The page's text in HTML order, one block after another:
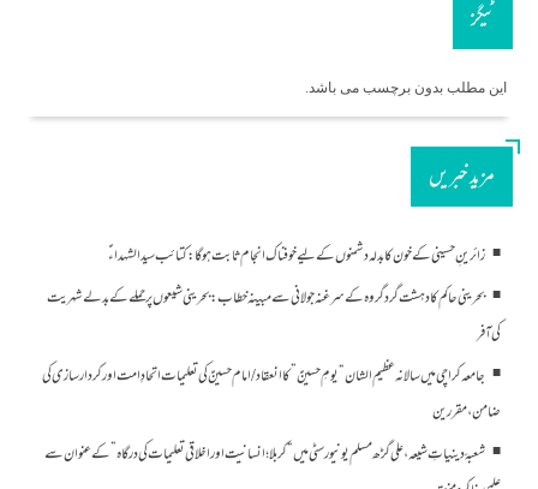
ٹیگز
این مطلب بدون برچسب می باشد.
مزید خبریں
زائرینِ حسینی کے خون کا بدلہ دشمنوں کے لیے خوفناک انجام ثابت ہوگا: کتائب سید الشہداءؑ
بحرینی حاکم کا دہشت گرد گروہ کے سرغنہ جولانی سے مبینہ خطاب: بحرینی شیعوں پر حملے کے بدلے شہریت
کی آفر
جامعہ کراچی میں سالانہ عظیم الشان “یومِ حسینؑ” کا انعقاد/امام حسینؑ کی تعلیمات اتحادِ امت اور کردار سازی کی
ضامن، مقررین
شعبۂ دینیاتِ شیعہ، علی گڑھ مسلم یونیورسٹی میں “کربلا؛ انسانیت اور اخلاقی تعلیمات کی درگاہ” کے عنوان سے